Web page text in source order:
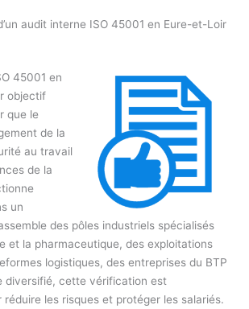
audit interne ISO 45001 en Eure-et-Loir
45001 en
objectif
que le
de la
au travail
de la
un
des pôles industriels spécialisés
et la pharmaceutique, des exploitations
logistiques, des entreprises du BTP
diversifié, cette vérification est
réduire les risques et protéger les salariés.